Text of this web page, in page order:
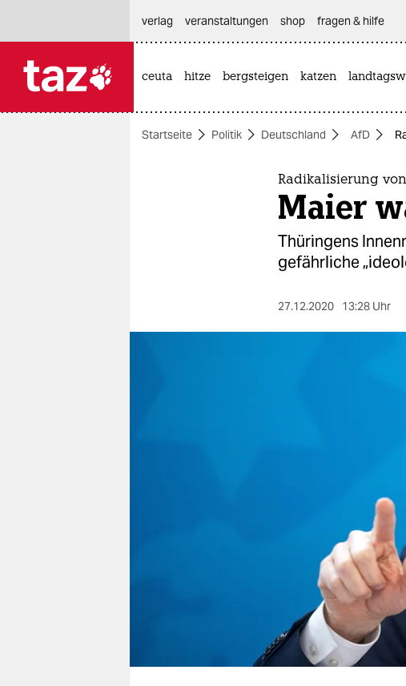
themen
verlag
veranstaltungen shop fragen & hilfe
ceuta hitze bergsteigen katzen
Startseite Politik Deutschland AfD
Radikalisierung
Maier
Thüringens
gefährliche
27.12.2020 13:28 Uhr